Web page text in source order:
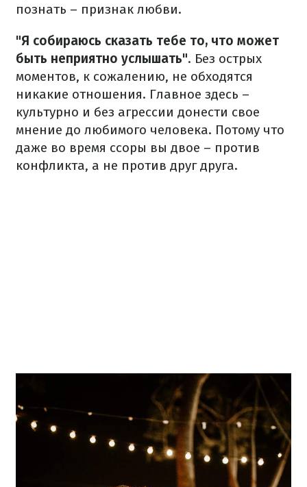
познать – признак любви.
"Я собираюсь сказать тебе то, что может
быть неприятно услышать". Без острых
моментов, к сожалению, не обходятся
никакие отношения. Главное здесь –
культурно и без агрессии донести свое
мнение до любимого человека. Потому что
даже во время ссоры вы двое – против
конфликта, а не против друг друга.